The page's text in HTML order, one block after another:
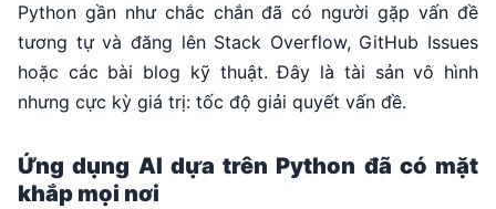
Python gần như chắc chắn đã có người gặp vấn đề
tương tự và đăng lên Stack Overflow, GitHub Issues
hoặc các bài blog kỹ thuật. Đây là tài sản vô hình
nhưng cực kỳ giá trị: tốc độ giải quyết vấn đề.
Ứng dụng AI dựa trên Python đã có mặt
khắp mọi nơi